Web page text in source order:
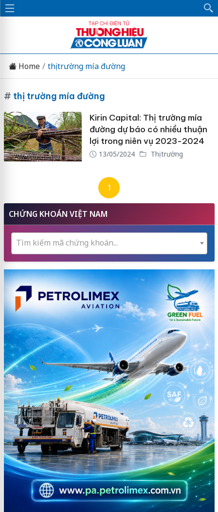
Home thị trường mía đường
# thị trường mía đường
Kirin Capital: Thị trường mía
đường dự báo có nhiều thuận
lợi trong niên vụ 2023-2024
13/05/2024 Thị trường
1
CHỨNG KHOÁN VIỆT NAM
Tìm kiếm mã chứng khoán...